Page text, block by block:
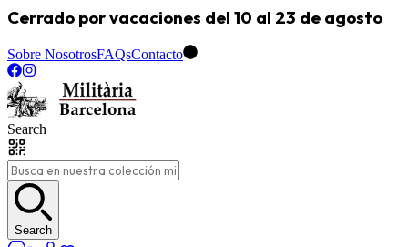
Cerrado por vacaciones del 10 al 23 de agosto
Sobre NosotrosFAQsContacto
Search
Search